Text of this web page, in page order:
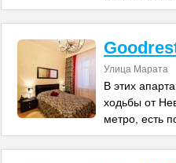
Улица Марата
В этих
ходьбы от
метро, есть